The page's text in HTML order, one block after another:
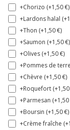
+Chorizo (+1,50€)
+Lardons halal (+
+Thon (+1,50€)
+Saumon (+1,50€)
+Olives (+1,50€)
+Pommes de
+Chèvre (+1,50€)
+Roquefort (+1,50
+Parmesan (+1,50
+Boursin (+1,50€)
+Crème fraîche (+